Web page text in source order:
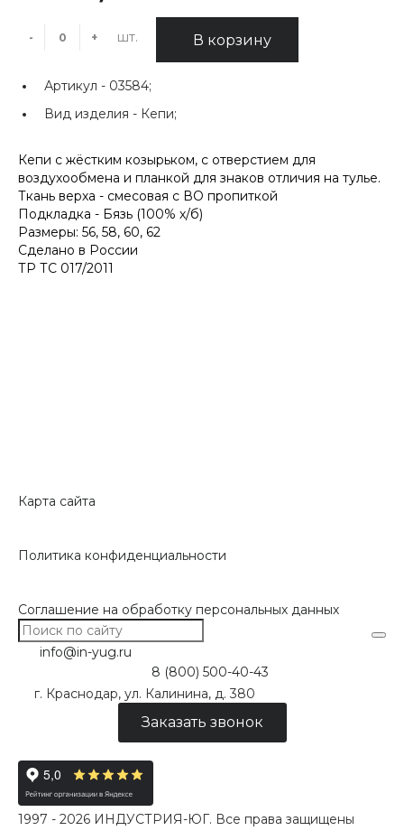
- + шт. В корзину
Артикул - 03584;
Вид изделия - Кепи;
Кепи с жёстким козырьком, с отверстием для
воздухообмена и планкой для знаков отличия на тулье.
Ткань верха - смесовая с ВО пропиткой
Подкладка - Бязь (100% х/б)
Размеры: 56, 58, 60, 62
Сделано в России
ТР ТС 017/2011
Карта сайта
Политика конфиденциальности
Соглашение на обработку персональных данных
info@in-yug.ru
8 (800) 500-40-43
г. Краснодар, ул. Калинина, д. 380
Заказать звонок
1997 - 2026 ИНДУСТРИЯ-ЮГ. Все права защищены